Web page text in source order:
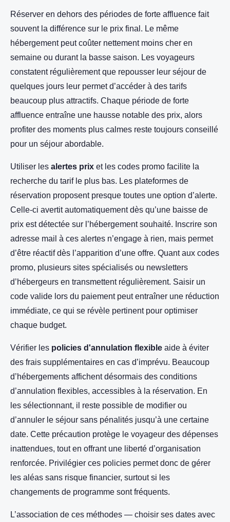
Réserver en dehors des périodes de forte affluence fait
souvent la différence sur le prix final. Le même
hébergement peut coûter nettement moins cher en
semaine ou durant la basse saison. Les voyageurs
constatent régulièrement que repousser leur séjour de
quelques jours leur permet d’accéder à des tarifs
beaucoup plus attractifs. Chaque période de forte
affluence entraîne une hausse notable des prix, alors
profiter des moments plus calmes reste toujours conseillé
pour un séjour abordable.
Utiliser les alertes prix et les codes promo facilite la
recherche du tarif le plus bas. Les plateformes de
réservation proposent presque toutes une option d’alerte.
Celle-ci avertit automatiquement dès qu’une baisse de
prix est détectée sur l’hébergement souhaité. Inscrire son
adresse mail à ces alertes n’engage à rien, mais permet
d’être réactif dès l’apparition d’une offre. Quant aux codes
promo, plusieurs sites spécialisés ou newsletters
d’hébergeurs en transmettent régulièrement. Saisir un
code valide lors du paiement peut entraîner une réduction
immédiate, ce qui se révèle pertinent pour optimiser
chaque budget.
Vérifier les policies d'annulation flexible aide à éviter
des frais supplémentaires en cas d’imprévu. Beaucoup
d’hébergements affichent désormais des conditions
d’annulation flexibles, accessibles à la réservation. En
les sélectionnant, il reste possible de modifier ou
d’annuler le séjour sans pénalités jusqu’à une certaine
date. Cette précaution protège le voyageur des dépenses
inattendues, tout en offrant une liberté d’organisation
renforcée. Privilégier ces policies permet donc de gérer
les aléas sans risque financier, surtout si les
changements de programme sont fréquents.
L’association de ces méthodes — choisir ses dates avec